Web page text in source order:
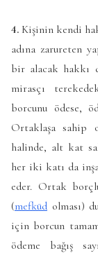
4. Kişinin kendi
adına zarureten
bir alacak hakkı
mirasçı
borcunu ödese,
Ortaklaşa sahip
halinde, alt kat
her iki katı da
eder. Ortak
(mefkūd olması)
için borcun
ödeme bağış